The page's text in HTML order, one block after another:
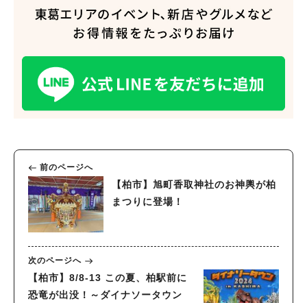
前のページへ
【柏市】旭町香取神社のお神輿が柏
まつりに登場！
次のページへ
【柏市】8/8-13 この夏、柏駅前に
恐竜が出没！～ダイナソータウン